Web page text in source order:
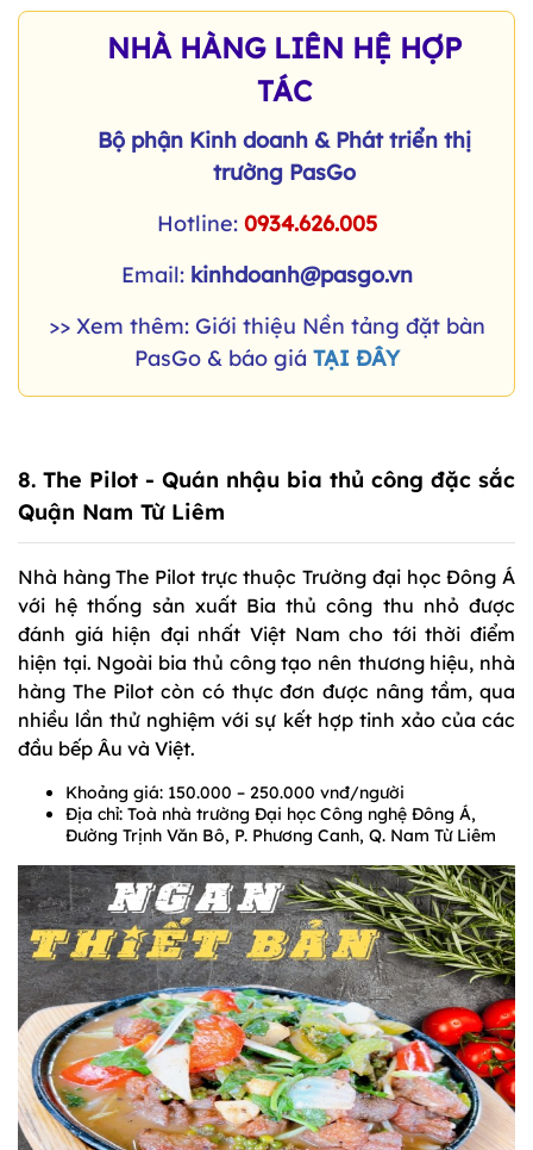
NHÀ HÀNG LIÊN HỆ HỢP
TÁC
Bộ phận Kinh doanh & Phát triển thị
trường PasGo
Hotline: 0934.626.005
Email: kinhdoanh@pasgo.vn
>> Xem thêm: Giới thiệu Nền tảng đặt bàn
PasGo & báo giá TẠI ĐÂY
8. The Pilot - Quán nhậu bia thủ công đặc sắc
Quận Nam Từ Liêm
Nhà hàng The Pilot trực thuộc Trường đại học Đông Á
với hệ thống sản xuất Bia thủ công thu nhỏ được
đánh giá hiện đại nhất Việt Nam cho tới thời điểm
hiện tại. Ngoài bia thủ công tạo nên thương hiệu, nhà
hàng The Pilot còn có thực đơn được nâng tầm, qua
nhiều lần thử nghiệm với sự kết hợp tinh xảo của các
đầu bếp Âu và Việt.
Khoảng giá: 150.000 – 250.000 vnđ/người
Địa chỉ: Toà nhà trường Đại học Công nghệ Đông Á,
Đường Trịnh Văn Bô, P. Phương Canh, Q. Nam Từ Liêm